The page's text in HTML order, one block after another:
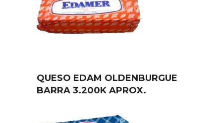
QUESO EDAM OLDENBURGUE
BARRA 3.200K APROX.